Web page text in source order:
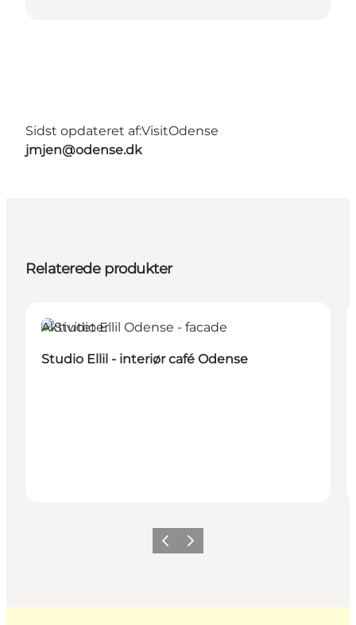
Sidst opdateret af:VisitOdense
jmjen@odense.dk
Relaterede produkter
Aktiviteter
Studio Ellil - interiør café Odense
ForrigeNæste